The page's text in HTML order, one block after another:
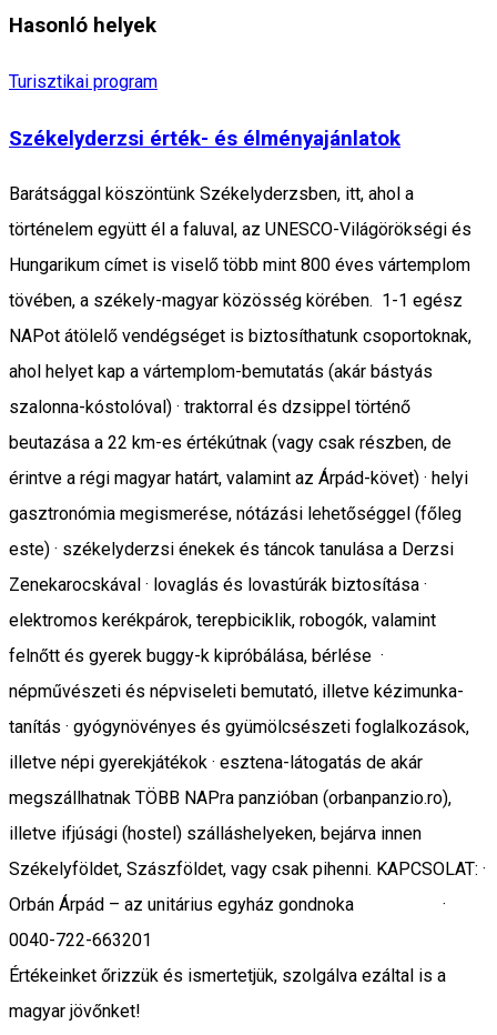
Hasonló helyek
Turisztikai program
Székelyderzsi érték- és élményajánlatok
Barátsággal köszöntünk Székelyderzsben, itt, ahol a
történelem együtt él a faluval, az UNESCO-Világörökségi és
Hungarikum címet is viselő több mint 800 éves vártemplom
tövében, a székely-magyar közösség körében. 1-1 egész
NAPot átölelő vendégséget is biztosíthatunk csoportoknak,
ahol helyet kap a vártemplom-bemutatás (akár bástyás
szalonna-kóstolóval) · traktorral és dzsippel történő
beutazása a 22 km-es értékútnak (vagy csak részben, de
érintve a régi magyar határt, valamint az Árpád-követ) · helyi
gasztronómia megismerése, nótázási lehetőséggel (főleg
este) · székelyderzsi énekek és táncok tanulása a Derzsi
Zenekarocskával · lovaglás és lovastúrák biztosítása ·
elektromos kerékpárok, terepbiciklik, robogók, valamint
felnőtt és gyerek buggy-k kipróbálása, bérlése ·
népművészeti és népviseleti bemutató, illetve kézimunka-
tanítás · gyógynövényes és gyümölcsészeti foglalkozások,
illetve népi gyerekjátékok · esztena-látogatás de akár
megszállhatnak TÖBB NAPra panzióban (orbanpanzio.ro),
illetve ifjúsági (hostel) szálláshelyeken, bejárva innen
Székelyföldet, Szászföldet, vagy csak pihenni. KAPCSOLAT: ·
Orbán Árpád – az unitárius egyház gondnoka ·
0040-722-663201
Értékeinket őrizzük és ismertetjük, szolgálva ezáltal is a
magyar jövőnket!